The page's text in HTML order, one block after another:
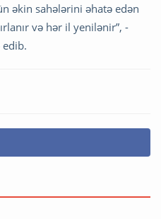
əkin sahələrini əhatə edən
və hər il yenilənir”, -